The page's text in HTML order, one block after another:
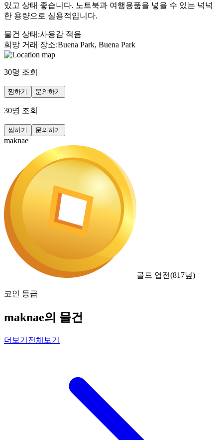
있고 상태 좋습니다. 노트북과 여행용품을 넣을 수 있는 넉넉
한 용량으로 실용적입니다.
물건 상태 :사용감 적음
희망 거래 장소:Buena Park, Buena Park
30명 조회
찜하기 문의하기
30명 조회
찜하기 문의하기
maknae
골드 엽전(817닢)
코인 등급
maknae의 물건
더보기 전체보기